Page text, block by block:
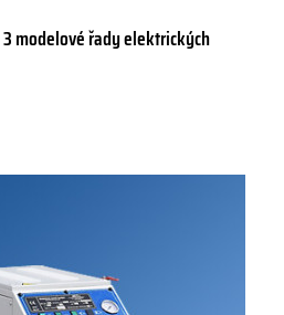
3 modelové řady elektrických